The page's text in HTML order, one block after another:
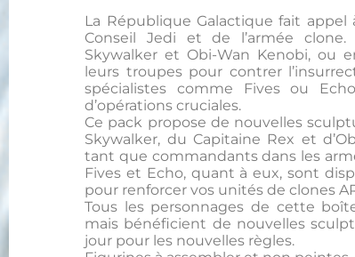
La République Galactique fait appel
Conseil Jedi et de l’armée
Skywalker et Obi-Wan Kenobi, ou
leurs troupes pour contrer
spécialistes comme Fives ou
d’opérations cruciales.
Ce pack propose de nouvelles
Skywalker, du Capitaine Rex et
tant que commandants dans les
Fives et Echo, quant à eux, sont
pour renforcer vos unités de clones
Tous les personnages de cette
mais bénéficient de nouvelles
jour pour les nouvelles règles.